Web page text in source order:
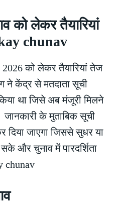
को लेकर तैयारियां
chunav
को लेकर तैयारियां तेज
ने केंद्र से मतदाता सूची
था जिसे अब मंजूरी मिलने
के मुताबिक सूची
दिया जाएगा जिससे सुधर या
और चुनाव में पारदर्शिता
chunav